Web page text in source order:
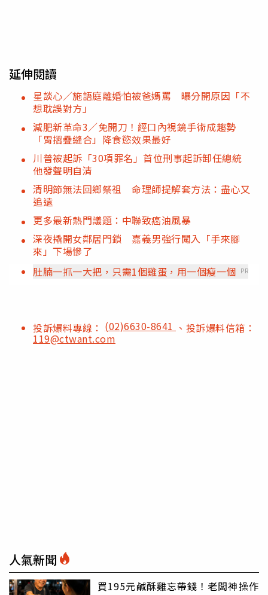
延伸閱讀
星談心／施語庭離婚怕被爸媽罵 曝分開原因「不
想耽誤對方」
減肥新革命3／免開刀！經口內視鏡手術成趨勢
「胃摺疊縫合」降食慾效果最好
川普被起訴「30項罪名」首位刑事起訴卸任總統
他發聲明自清
清明節無法回鄉祭祖 命理師提解套方法：盡心又
追遠
更多最新熱門議題：中聯致癌油風暴
深夜撬開女鄰居門鎖 嘉義男強行闖入「手來腳
來」下場慘了
肚腩一抓一大把，只需1個雞蛋，用一個瘦一個 PR
投訴爆料專線： (02)6630-8641 、投訴爆料信箱：
119@ctwant.com
人氣新聞
買195元鹹酥雞忘帶錢！老闆神操作